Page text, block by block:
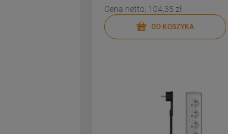
Cena netto: 104,35 zł
DO KOSZYKA